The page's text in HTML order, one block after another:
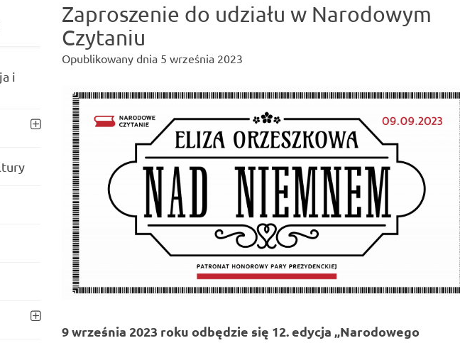
Zaproszenie do udziału w Narodowym
Czytaniu
Opublikowany dnia 5 września 2023
9 września 2023 roku odbędzie się 12. edycja „Narodowego
i